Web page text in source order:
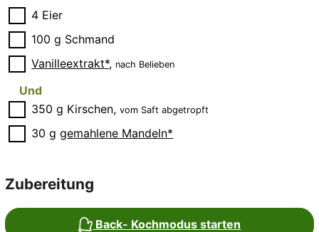
▢
4 Eier
▢
100 g Schmand
▢
Vanilleextrakt*, nach Belieben
Und
▢
350 g Kirschen,vom Saft abgetropft
▢
30 g gemahlene Mandeln*
Zubereitung
Back- Kochmodus starten